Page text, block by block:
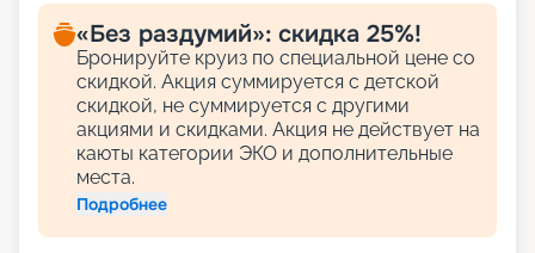
«Без раздумий»: скидка 25%!
Бронируйте круиз по специальной цене со
скидкой. Акция суммируется с детской
скидкой, не суммируется с другими
акциями и скидками. Акция не действует на
каюты категории ЭКО и дополнительные
места.
Подробнее